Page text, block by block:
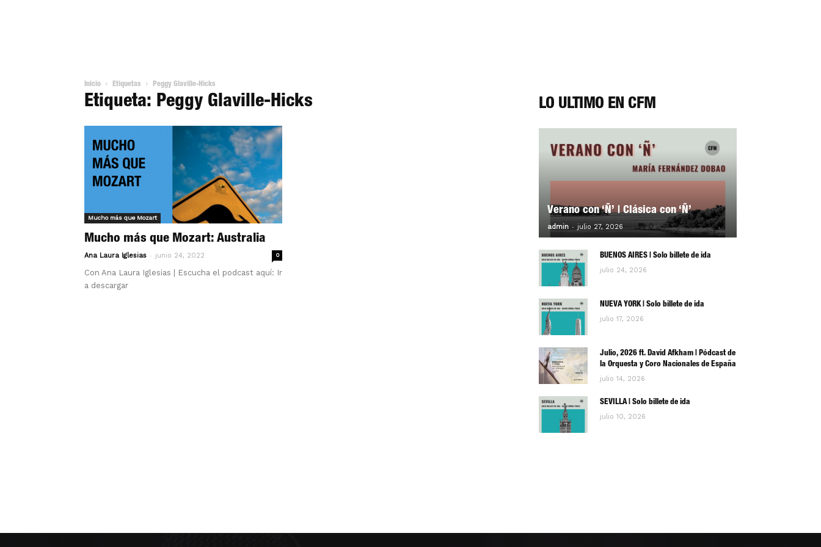
Inicio Etiquetas Peggy Glaville-Hicks
Etiqueta: Peggy Glaville-Hicks
Mucho más que Mozart
Mucho más que Mozart: Australia
Ana Laura Iglesias - junio 24, 2022 0
Con Ana Laura Iglesias | Escucha el podcast aquí: Ir
a descargar
LO ÚLTIMO EN CFM
Verano con ‘Ñ’ | Clásica con ‘Ñ’
admin - julio 27, 2026 0
BUENOS AIRES | Solo billete de ida
julio 24, 2026
NUEVA YORK | Solo billete de ida
julio 17, 2026
Julio, 2026 ft. David Afkham | Pódcast de
la Orquesta y Coro Nacionales de España
julio 14, 2026
SEVILLA | Solo billete de ida
julio 10, 2026